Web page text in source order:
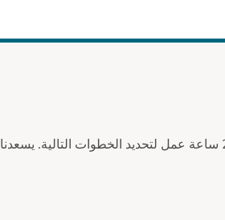
ينسق فريق الوصول المركزي لدينا إحالاتنا لجميع برامجنا. سيتم التواصل معك خلال 24 ساعة عمل لتحديد الخطوات التالية. يسعدنا